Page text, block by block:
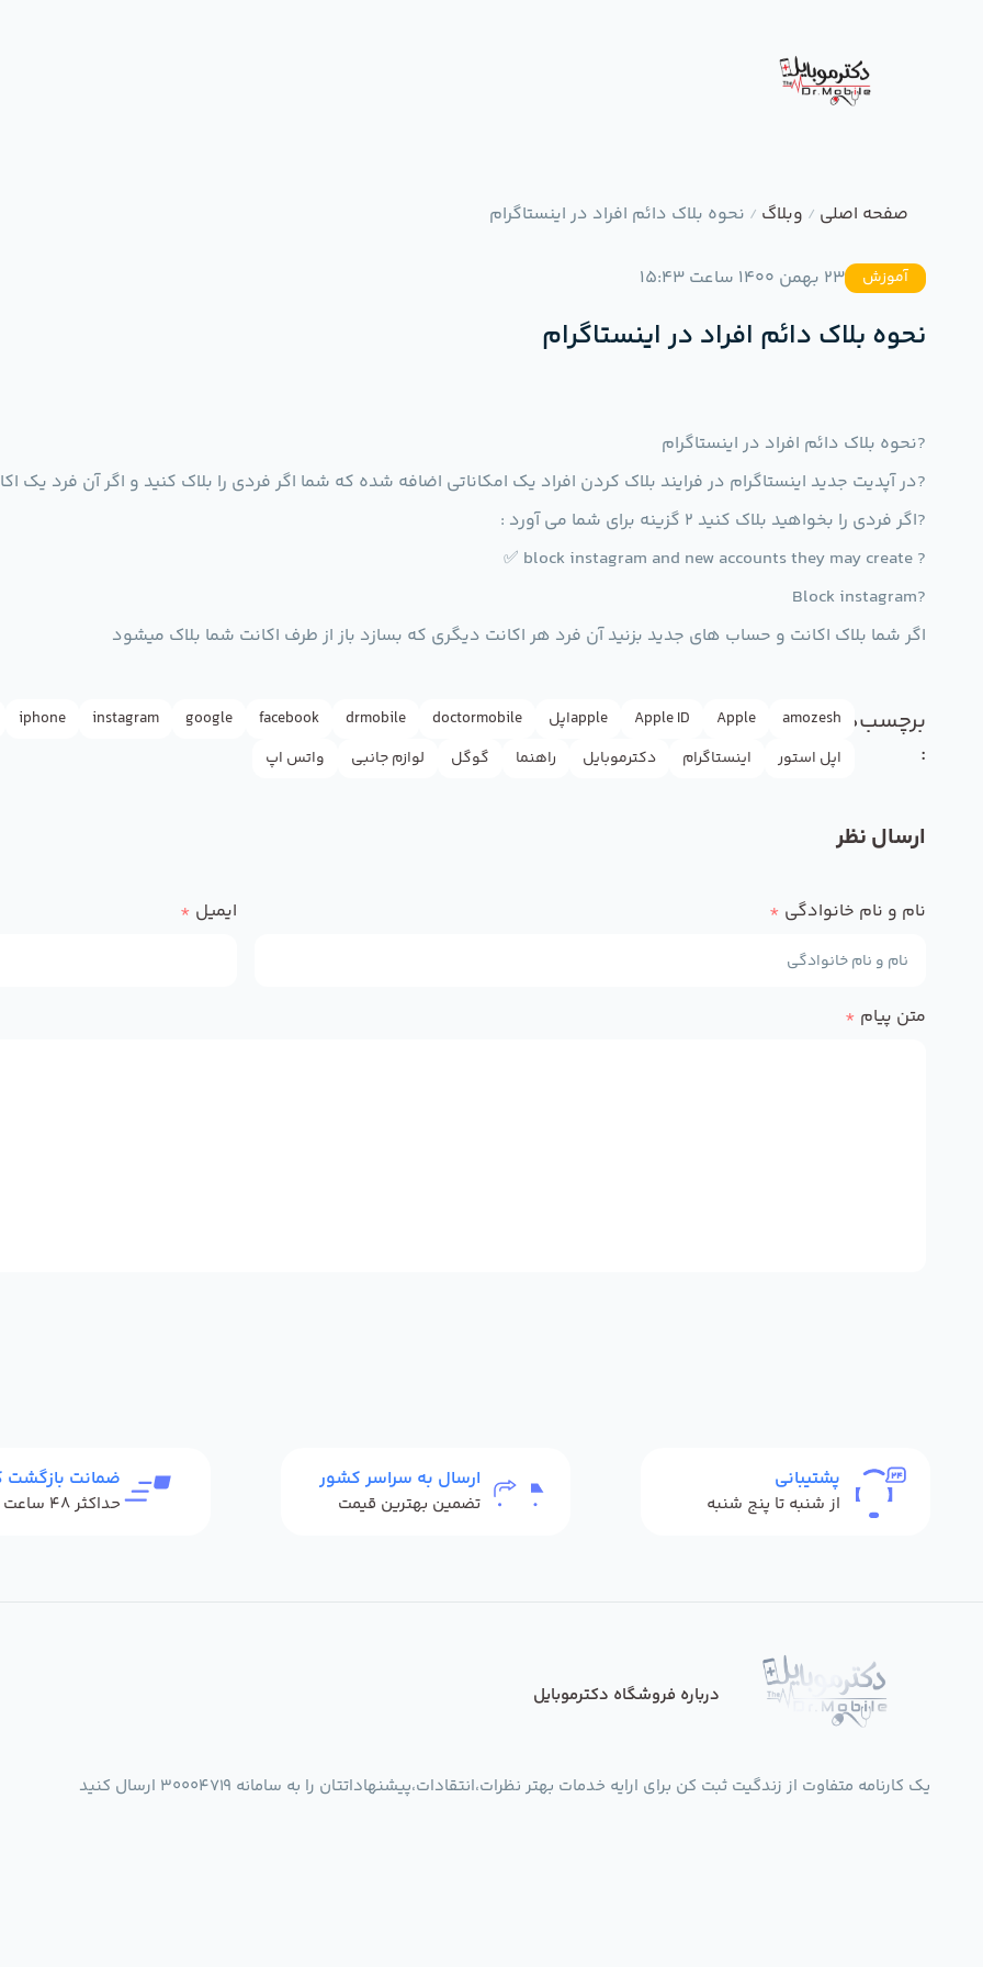
صفحه اصلی / وبلاگ / نحوه بلاک دائم افراد در اینستاگرام
آموزش 23 بهمن 1400 ساعت 15:43
نحوه بلاک دائم افراد در اینستاگرام
?نحوه بلاک دائم افراد در اینستاگرام
?در آپدیت جدید اینستاگرام در فرایند بلاک کردن افراد یک امکاناتی اضافه شده که شما اگر فردی را بلاک کنید و اگر آن فرد یک
?اگر فردی را بخواهید بلاک کنید 2 گزینه برای شما می آورد :
? block instagram and new accounts they may create ✅
?Block instagram
اگر شما بلاک اکانت و حساب های جدید بزنید آن فرد هر اکانت دیگری که بسازد باز از طرف اکانت شما بلاک میشود
برچسب‌ها
:
amozesh
Apple
Apple ID appleاپل doctormobile
drmobile
facebook
google
instagram
iphone
اپل استور
اینستاگرام دکترموبایل راهنما گوگل لوازم جانبی واتس اپ
ارسال نظر
نام و نام خانوادگی * ایمیل *
متن پیام *
پشتیبانی
از شنبه تا پنج شنبه
ارسال به سراسر کشور
تضمین بهترین قیمت
ضمانت بازگشت
درباره فروشگاه دکترموبایل
یک کارنامه متفاوت از زندگیت ثبت کن برای ارایه خدمات بهتر نظرات،انتقادات،پیشنهاداتتان را به سامانه 30004719 ارسال کنید